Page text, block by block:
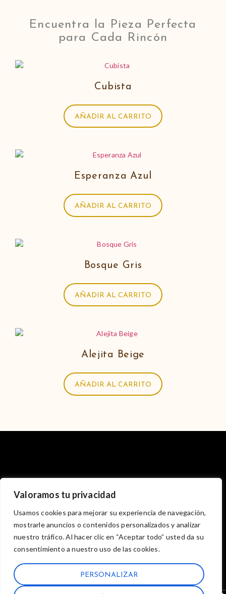
Valoramos tu privacidad
Usamos cookies para mejorar su experiencia de navegación,
mostrarle anuncios o contenidos personalizados y analizar
nuestro tráfico. Al hacer clic en “Aceptar todo” usted da su
consentimiento a nuestro uso de las cookies.
PERSONALIZAR
Encuentra la Pieza Perfecta
para Cada Rincón
Cubista
AÑADIR AL CARRITO
Esperanza Azul
AÑADIR AL CARRITO
Bosque Gris
AÑADIR AL CARRITO
Alejita Beige
AÑADIR AL CARRITO
BLOG